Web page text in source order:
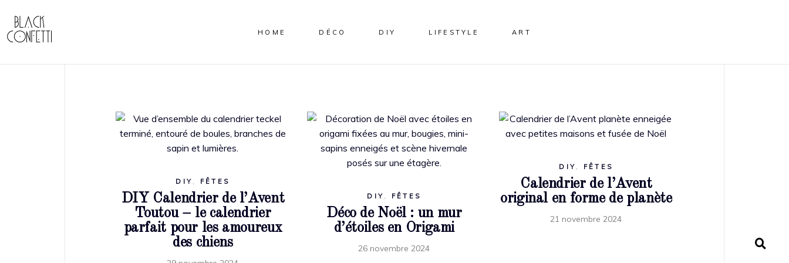
HOME DÉCO DIY LIFESTYLE ART
DIY , FÊTES
DIY Calendrier de l’Avent
Toutou – le calendrier
parfait pour les amoureux
des chiens
DIY , FÊTES
Déco de Noël : un mur
d’étoiles en Origami
26 novembre 2024
DIY , FÊTES
Calendrier de l’Avent
original en forme de planète
21 novembre 2024